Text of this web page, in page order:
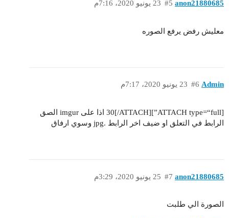
anon21880685 23 يونيو 2020، 7:16م #5
معليش رفض يرفع الصوره
Admin 23 يونيو 2020، 7:17م #6
[ATTACH type=“full”]30[/ATTACH] اذا على imgur الصق
الرابط في التعلق او ضيف اخر الرابط .jpg وسوي ارفاق
anon21880685 25 يونيو 2020، 3:29م #7
الصورة الي طلبت